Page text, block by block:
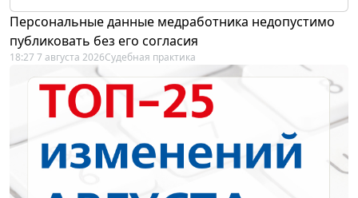
Персональные данные медработника недопустимо
публиковать без его согласия
18:27 7 августа 2026Судебная практика